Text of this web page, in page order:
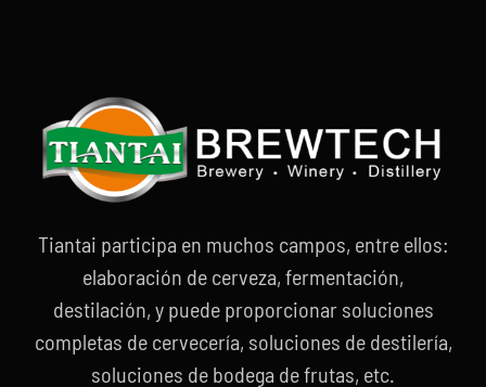
Tiantai participa en muchos campos, entre ellos:
elaboración de cerveza, fermentación,
destilación, y puede proporcionar soluciones
completas de cervecería, soluciones de destilería,
soluciones de bodega de frutas, etc.